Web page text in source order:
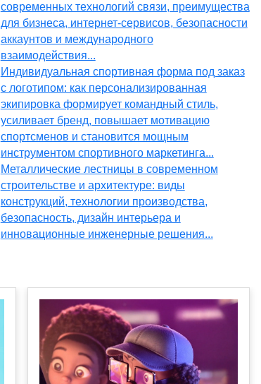
современных технологий связи, преимущества
для бизнеса, интернет-сервисов, безопасности
аккаунтов и международного
взаимодействия...
Индивидуальная спортивная форма под заказ
с логотипом: как персонализированная
экипировка формирует командный стиль,
усиливает бренд, повышает мотивацию
спортсменов и становится мощным
инструментом спортивного маркетинга...
Металлические лестницы в современном
строительстве и архитектуре: виды
конструкций, технологии производства,
безопасность, дизайн интерьера и
инновационные инженерные решения...